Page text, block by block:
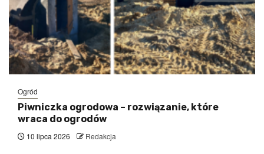
Ogród
Piwniczka ogrodowa – rozwiązanie, które
wraca do ogrodów
10 lipca 2026 Redakcja